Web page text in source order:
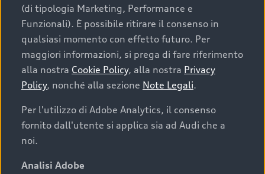
Cosa sapere prima di
acquistare la tua prossima
auto
I requisiti fondamentali da considerare prima di
acquistare un’auto usata, oltre al prezzo e all'aspetto,
(di tipologia Marketing, Performance e
Funzionali). È possibile ritirare il consenso in
qualsiasi momento con effetto futuro. Per
maggiori informazioni, si prega di fare riferimento
alla nostra Cookie Policy, alla nostra Privacy
Policy, nonché alla sezione Note Legali.
Per l'utilizzo di Adobe Analytics, il consenso
fornito dall'utente si applica sia ad Audi che a
noi.
Analisi Adobe